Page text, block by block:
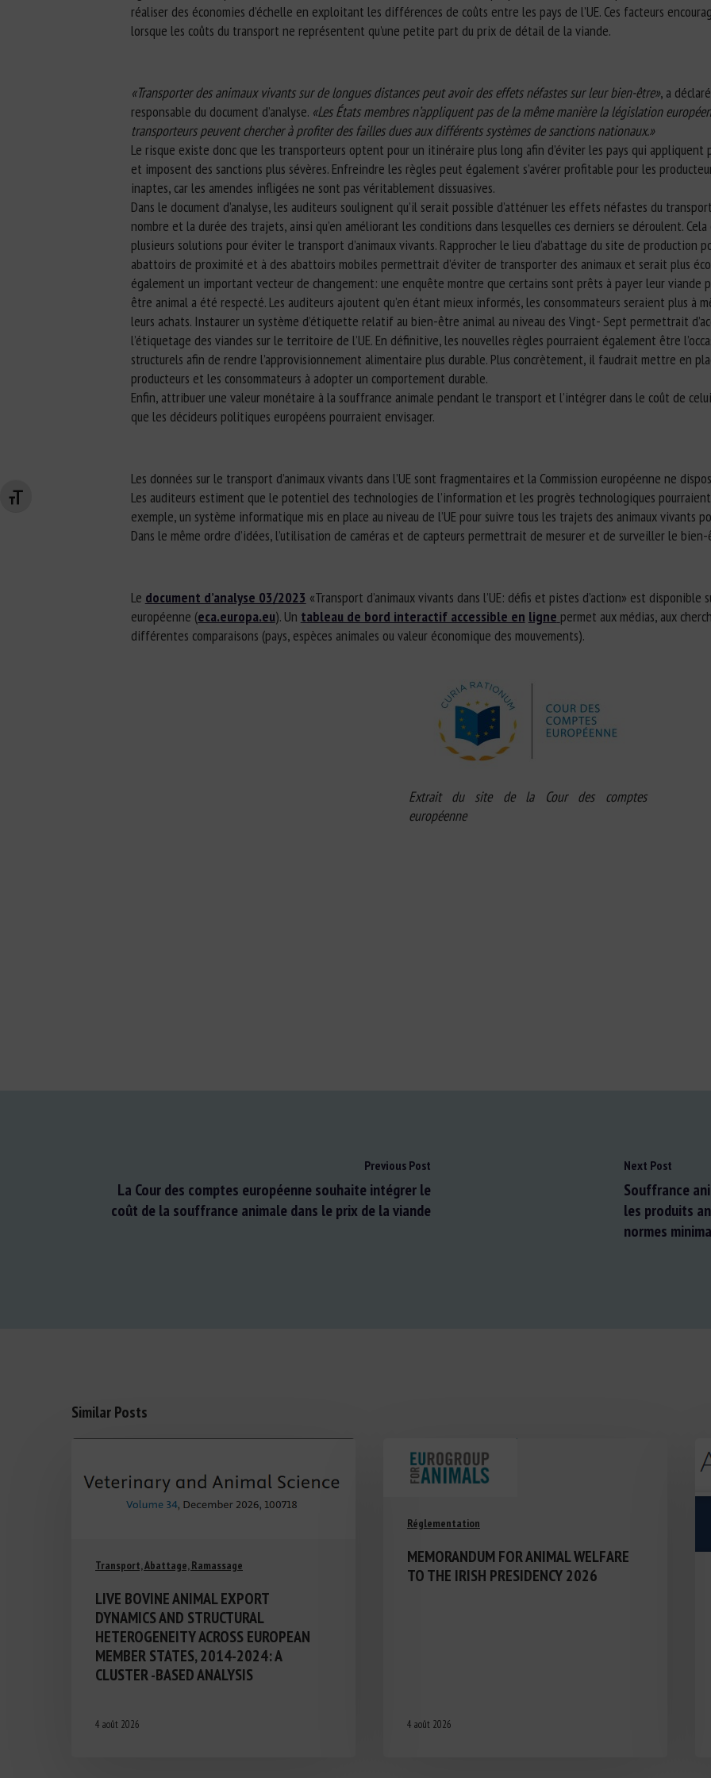
Changer la taille de la police
réaliser des économies d’échelle en exploitant les différences de coûts entre les pays de l’UE. Ces facteurs
lorsque les coûts du transport ne représentent qu’une petite part du prix de détail de la viande.
«Transporter des animaux vivants sur de longues distances peut avoir des effets néfastes sur leur bien-être», a
responsable du document d’analyse. «Les États membres n’appliquent pas de la même manière la législation
transporteurs peuvent chercher à profiter des failles dues aux différents systèmes de sanctions nationaux.»
Le risque existe donc que les transporteurs optent pour un itinéraire plus long afin d’éviter les pays qui
et imposent des sanctions plus sévères. Enfreindre les règles peut également s’avérer profitable pour les
inaptes, car les amendes infligées ne sont pas véritablement dissuasives.
Dans le document d’analyse, les auditeurs soulignent qu’il serait possible d’atténuer les effets néfastes du
nombre et la durée des trajets, ainsi qu’en améliorant les conditions dans lesquelles ces derniers se déroulent.
plusieurs solutions pour éviter le transport d’animaux vivants. Rapprocher le lieu d’abattage du site de production
abattoirs de proximité et à des abattoirs mobiles permettrait d’éviter de transporter des animaux et serait plus
également un important vecteur de changement: une enquête montre que certains sont prêts à payer leur viande
être animal a été respecté. Les auditeurs ajoutent qu’en étant mieux informés, les consommateurs seraient plus à
leurs achats. Instaurer un système d’étiquette relatif au bien-être animal au niveau des Vingt- Sept permettrait
l’étiquetage des viandes sur le territoire de l’UE. En définitive, les nouvelles règles pourraient également être
structurels afin de rendre l’approvisionnement alimentaire plus durable. Plus concrètement, il faudrait mettre en
producteurs et les consommateurs à adopter un comportement durable.
Enfin, attribuer une valeur monétaire à la souffrance animale pendant le transport et l’intégrer dans le coût de
que les décideurs politiques européens pourraient envisager.
Les données sur le transport d’animaux vivants dans l’UE sont fragmentaires et la Commission européenne ne
Les auditeurs estiment que le potentiel des technologies de l’information et les progrès technologiques
exemple, un système informatique mis en place au niveau de l’UE pour suivre tous les trajets des animaux vivants
Dans le même ordre d’idées, l’utilisation de caméras et de capteurs permettrait de mesurer et de surveiller le
Le document d’analyse 03/2023 «Transport d’animaux vivants dans l’UE: défis et pistes d’action» est
européenne (eca.europa.eu). Un tableau de bord interactif accessible en ligne permet aux médias, aux
différentes comparaisons (pays, espèces animales ou valeur économique des mouvements).
Extrait du site de la Cour des comptes
européenne
Previous Post
La Cour des comptes européenne souhaite intégrer le
coût de la souffrance animale dans le prix de la viande
Next Post
Souffrance
les produits
normes
Similar Posts
Transport, Abattage, Ramassage
LIVE BOVINE ANIMAL EXPORT
DYNAMICS AND STRUCTURAL
HETEROGENEITY ACROSS EUROPEAN
MEMBER STATES, 2014-2024: A
CLUSTER -BASED ANALYSIS
4 août 2026
Réglementation
MEMORANDUM FOR ANIMAL WELFARE
TO THE IRISH PRESIDENCY 2026
4 août 2026